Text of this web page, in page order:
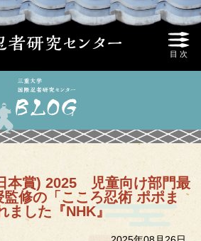
本賞) 2025 児童向け部門最
修の「こころ忍術 ポポま
ました『NHK』